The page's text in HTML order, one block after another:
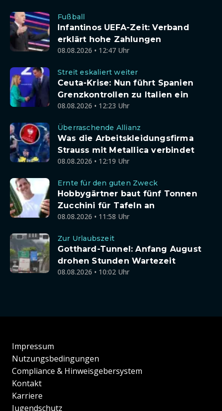
Fußball
Infantinos UEFA-Zeit: Verband
erklärt hohe Zahlungen
08.08.2026 • 12:47 Uhr
Streit eskaliert weiter
Ceuta-Krise: Nun führt Spanien
Grenzkontrollen zu Italien ein
08.08.2026 • 12:23 Uhr
Überraschende Allianz
Was die Arbeitskleidungsfirma
Strauss mit Metallica verbindet
08.08.2026 • 12:19 Uhr
Ernte für den guten Zweck
Hobbygärtner baut fünf Tonnen
Zucchini für Tafeln an
08.08.2026 • 11:58 Uhr
Zur Urlaubszeit
Gotthard-Tunnel: Anfang August
drohen Stunden Wartezeit
08.08.2026 • 10:02 Uhr
Impressum
Nutzungsbedingungen
Compliance & Hinweisgebersystem
Kontakt
Karriere
Jugendschutz